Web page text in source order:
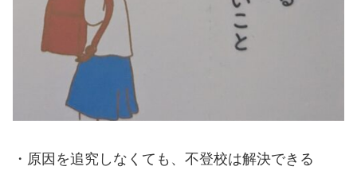
・原因を追究しなくても、不登校は解決できる